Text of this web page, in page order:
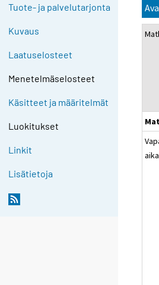
Tuote- ja palvelutarjonta
Kuvaus
Laatuselosteet
Menetelmäselosteet
Käsitteet ja määritelmät
Luokitukset
Linkit
Lisätietoja
aika